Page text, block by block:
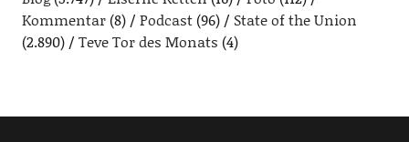
Kommentar(8) Podcast(96)
State of the Union
(2.890)
Teve Tor des Monats (4)